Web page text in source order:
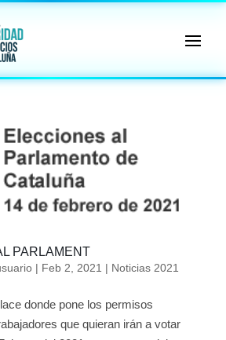
PARLAMENT
| Feb 2, 2021 | Noticias 2021
donde pone los permisos
que quieran irán a votar
✖
Sede (Email)
(Email)
Convenio (IA)
Salarial PDF
Sindicato